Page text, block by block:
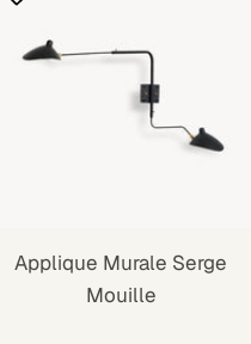
Applique Murale Serge
Mouille